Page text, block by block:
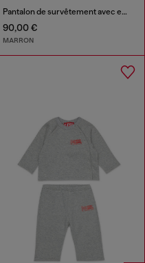
Pantalon de survêtement avec empiècements matelassés aux genoux
90,00 €
MARRON